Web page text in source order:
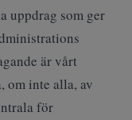
uppdrag som ger
är vårt
om inte alla, av
för